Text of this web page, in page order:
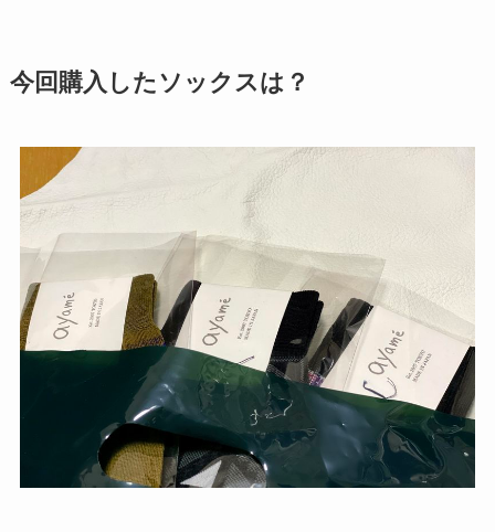
今回購入したソックスは？